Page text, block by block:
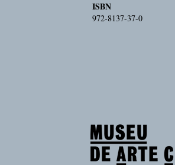
ISBN
972-8137-37-0